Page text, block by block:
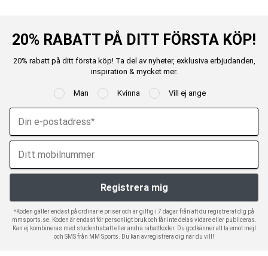
20% RABATT PÅ DITT FÖRSTA KÖP!
20% rabatt på ditt första köp! Ta del av nyheter, exklusiva erbjudanden,
inspiration & mycket mer.
Man Kvinna Vill ej ange
*Koden gäller endast på ordinarie priser och är giltig i 7 dagar från att du registrerat dig på
mmsports.se. Koden är endast för personligt bruk och får inte delas vidare eller publiceras.
Kan ej kombineras med studentrabatt eller andra rabattkoder. Du godkänner att ta emot mejl
och SMS från MM Sports. Du kan avregistrera dig när du vill!